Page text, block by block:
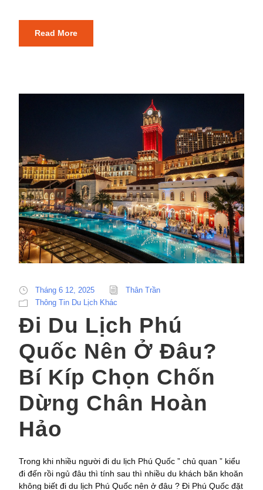
Read More
Tháng 6 12, 2025
Thân Trần
Thông Tin Du Lịch Khác
Đi Du Lịch Phú
Quốc Nên Ở Đâu?
Bí Kíp Chọn Chốn
Dừng Chân Hoàn
Hảo
Trong khi nhiều người đi du lịch Phú Quốc ” chủ quan ” kiểu
đi đến rồi ngủ đâu thì tính sau thì nhiều du khách băn khoăn
không biết đi du lịch Phú Quốc nên ở đâu ? Đi Phú Quốc đặt